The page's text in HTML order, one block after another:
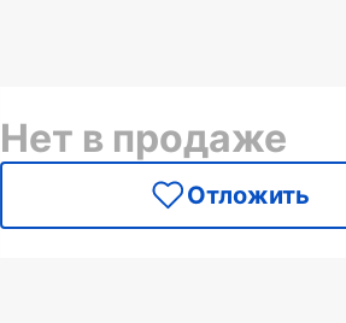
Нет в продаже
Отложить